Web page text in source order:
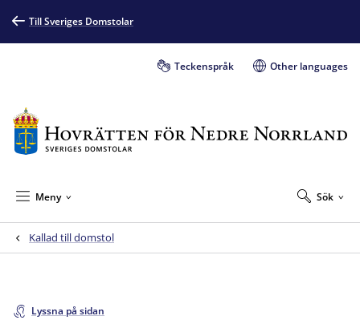
Till Sveriges Domstolar
Teckenspråk Other languages
Sök
Meny
Kallad till domstol
Lyssna på sidan